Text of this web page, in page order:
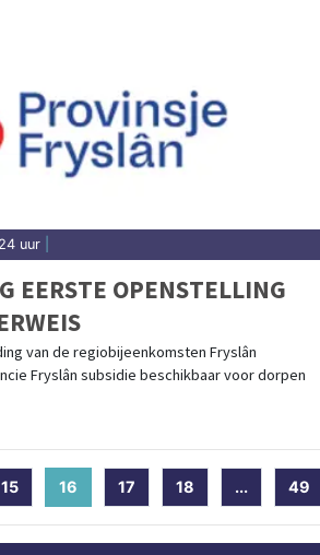
uur
EERSTE OPENSTELLING
van de regiobijeenkomsten Fryslân
Fryslân subsidie beschikbaar voor dorpen
15 16 (current)
17 18 ... 49